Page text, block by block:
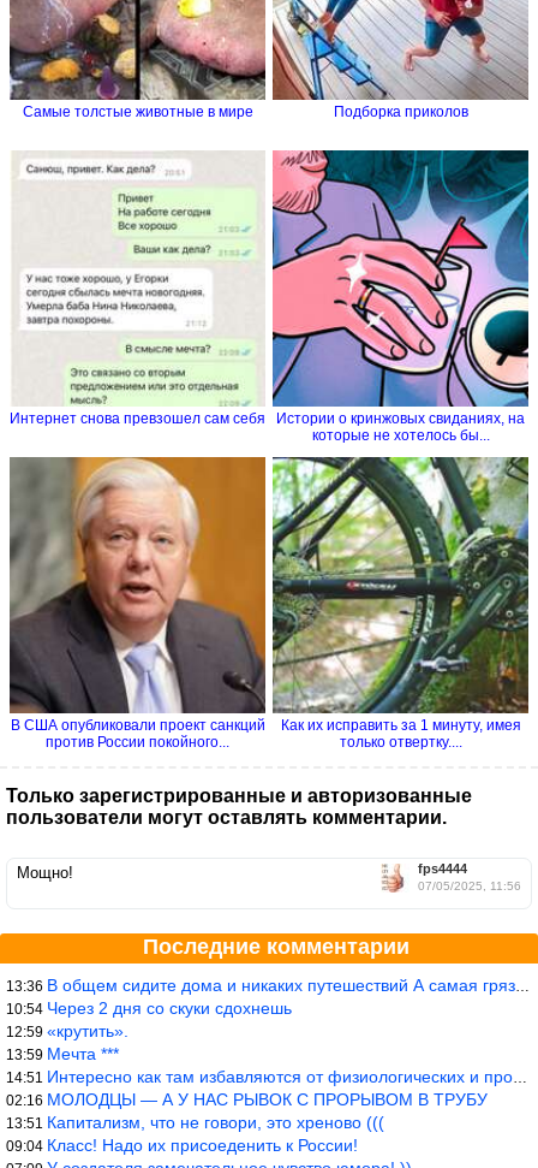
Самые толстые животные в мире Подборка приколов
Интернет снова превзошел сам себя
Истории о кринжовых свиданиях, на
которые не хотелось бы...
В США опубликовали проект санкций
против России покойного...
Как их исправить за 1 минуту, имея
только отвертку....
Только зарегистрированные и авторизованные
пользователи могут оставлять комментарии.
fps4444
07/05/2025, 11:56
Мощно!
Последние комментарии
13:36 В общем сидите дома и никаких путешествий А самая грязная в от
10:54 Через 2 дня со скуки сдохнешь
12:59 «крутить».
13:59 Мечта ***
14:51 Интересно как там избавляются от физиологических и прочих отходо
02:16 МОЛОДЦЫ — А У НАС РЫВОК С ПРОРЫВОМ В ТРУБУ
13:51 Капитализм, что не говори, это хреново (((
09:04 Класс! Надо их присоеденить к России!